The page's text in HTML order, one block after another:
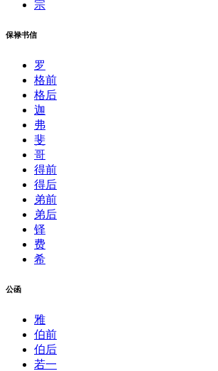
宗
保禄书信
罗
格前
格后
迦
弗
斐
哥
得前
得后
弟前
弟后
铎
费
希
公函
雅
伯前
伯后
若一